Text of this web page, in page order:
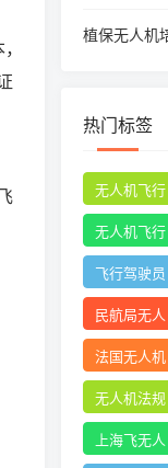
植保无人机
热门标签
无人机飞行
时收起襟翼
无人机飞行
申报
飞行驾驶员
操纵无人机
坡度转弯时
民航局无人
机
法国无人机
无人机法规
上海飞无人